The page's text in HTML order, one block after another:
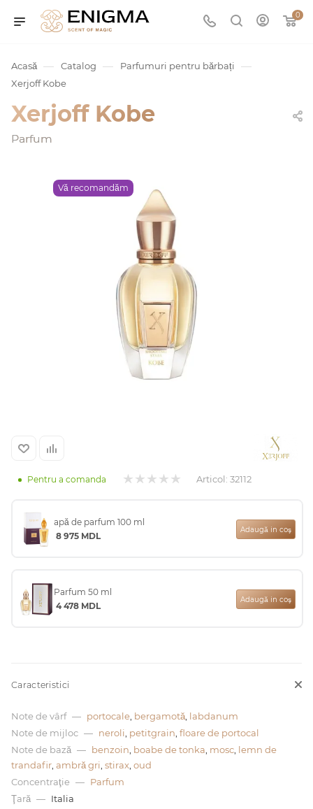
0
Acasă — Catalog — Parfumuri pentru bărbați —
Xerjoff Kobe
Xerjoff Kobe
Parfum
Vă recomandăm
Pentru a comanda Articol: 32112
apă de parfum 100 ml
8 975 MDL
Adaugă in coş
Parfum 50 ml
4 478 MDL
Adaugă in coş
Caracteristici
Note de vârf — portocale bergamotă labdanum
Note de mijloc — neroli petitgrain floare de portocal
Note de bază — benzoin boabe de tonka mosc lemn de
trandafir ambră gri stirax oud
Concentraţie — Parfum
Ţară — Italia